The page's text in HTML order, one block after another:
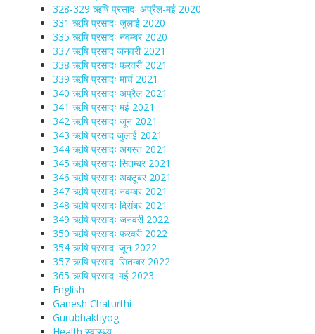
328-329 ऋषि प्रसादः अप्रैल-मई 2020
331 ऋषि प्रसादः जुलाई 2020
335 ऋषि प्रसादः नवम्बर 2020
337 ऋषि प्रसाद जनवरी 2021
338 ऋषि प्रसादः फरवरी 2021
339 ऋषि प्रसादः मार्च 2021
340 ऋषि प्रसादः अप्रैल 2021
341 ऋषि प्रसादः मई 2021
342 ऋषि प्रसादः जून 2021
343 ऋषि प्रसाद जुलाई 2021
344 ऋषि प्रसादः अगस्त 2021
345 ऋषि प्रसादः सितम्बर 2021
346 ऋषि प्रसादः अक्टूबर 2021
347 ऋषि प्रसादः नवम्बर 2021
348 ऋषि प्रसादः दिसंबर 2021
349 ऋषि प्रसादः जनवरी 2022
350 ऋषि प्रसादः फरवरी 2022
354 ऋषि प्रसाद: जून 2022
357 ऋषि प्रसाद: सितम्बर 2022
365 ऋषि प्रसाद: मई 2023
English
Ganesh Chaturthi
Gurubhaktiyog